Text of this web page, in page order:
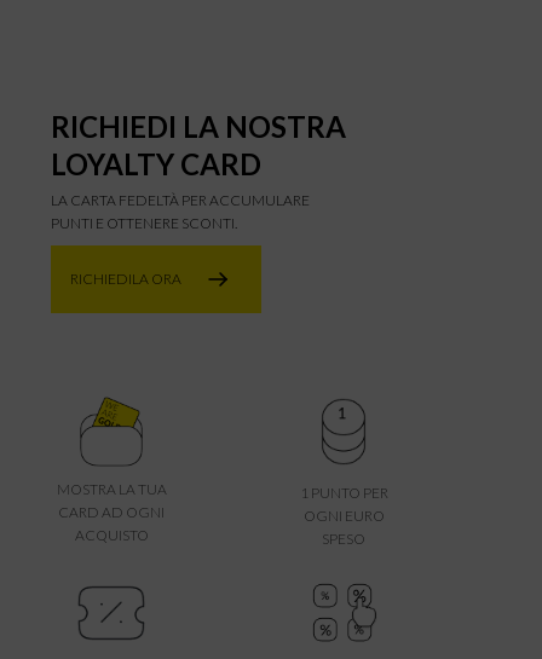
RICHIEDI LA NOSTRA
LOYALTY CARD
LA CARTA FEDELTÀ PER ACCUMULARE
PUNTI E OTTENERE SCONTI.
RICHIEDILA ORA
MOSTRA LA TUA
CARD AD OGNI
ACQUISTO
1 PUNTO PER
OGNI EURO
SPESO